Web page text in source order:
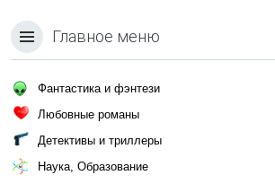
Главное меню
Фантастика и фэнтези
Любовные романы
Детективы и триллеры
Наука, Образование